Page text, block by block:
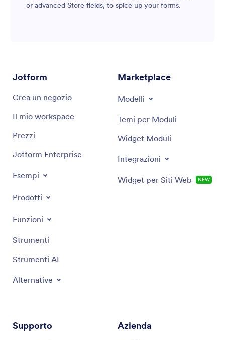
or advanced Store fields, to spice up your forms.
Jotform
Crea un negozio
Il mio workspace
Prezzi
Jotform Enterprise
Esempi
Prodotti
Funzioni
Strumenti
Strumenti AI
Alternative
Marketplace
Modelli
Temi per Moduli
Widget Moduli
Integrazioni
Widget per Siti Web NEW
Supporto Azienda